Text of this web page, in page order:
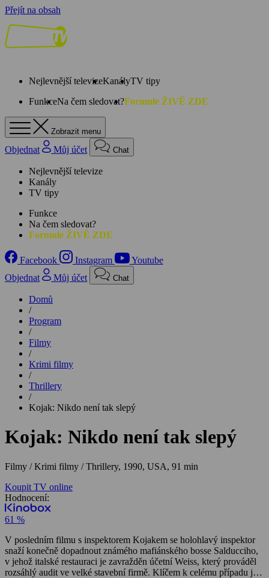
Přejít na obsah
Nejlevnější televizeKanályTV tipy
FunkceNa čem sledovat?Formule ŽIVĚ ZDE
Zobrazit menu
Objednat Můj účet Chat
Nejlevnější televize
Kanály
TV tipy
Funkce
Na čem sledovat?
Formule ŽIVĚ ZDE
Facebook Instagram
Youtube
Objednat
Můj účet Chat
Domů
/
Program
/
Filmy
/
Krimi filmy
/
Thrillery
/
Kojak: Nikdo není tak slepý
Kojak: Nikdo není tak slepý
Filmy / Krimi filmy / Thrillery, 1990, USA, 91 min
Koupit TV online
Hodnocení:
61 %
V posledním filmu s inspektorem Kojakem se holohlavý inspektor
snaží konečně dopadnout známého mafiánského bosse Salducciho,
v jehož italské restauraci je zavražděn účetní Weiss, který prováděl
rozsáhlý audit ve velké stavební firmě. Klíčem k celému případu je